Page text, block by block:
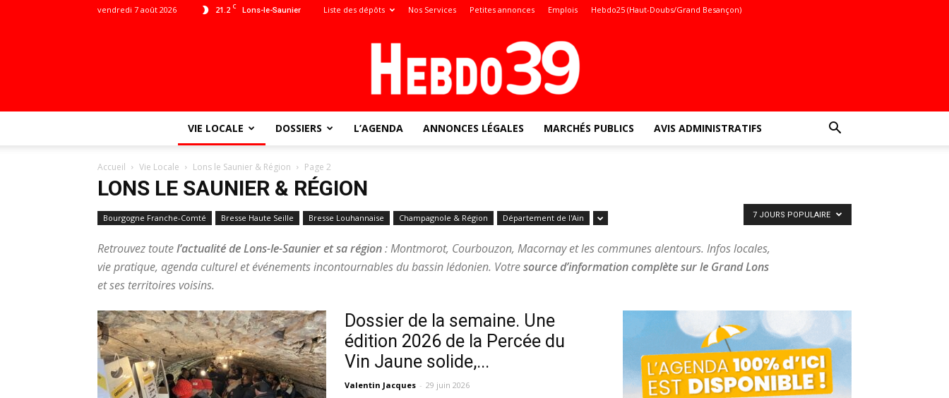
21.2 C Lons-le-Saunier
vendredi 7 août 2026 Liste des dépôts Nos Services Petites annonces Emplois Hebdo25 (Haut-Doubs/Grand Besançon)
toute
VIE LOCALE DOSSIERS L’AGENDA ANNONCES LÉGALES MARCHÉS PUBLICS AVIS ADMINISTRATIFS
Accueil Vie Locale Lons le Saunier & Région Page 2
LONS LE SAUNIER & RÉGION
Bourgogne Franche-Comté Bresse Haute Seille Bresse Louhannaise Champagnole & Région Département de l'Ain
Retrouvez toutel’actualité de Lons-le-Saunier et sa région: Montmorot, Courbouzon, Macornay et les communes alentours. Infos locales,
vie pratique, agenda culturel et événements incontournables du bassin lédonien. Votresource d’information complète sur le Grand Lons
et ses territoires voisins.
7 JOURS POPULAIRE
Dossier de la semaine. Une
édition 2026 de la Percée du
Vin Jaune solide,...
Valentin Jacques - 29 juin 2026